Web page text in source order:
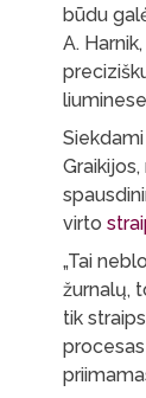
būdu
A.
virto
„Tai
žurnalų,
tik